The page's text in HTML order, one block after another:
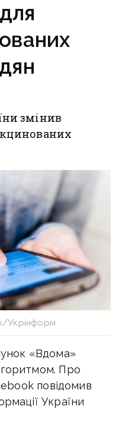
змінив
Укрінформ
«Вдома»
Про
повідомив
України